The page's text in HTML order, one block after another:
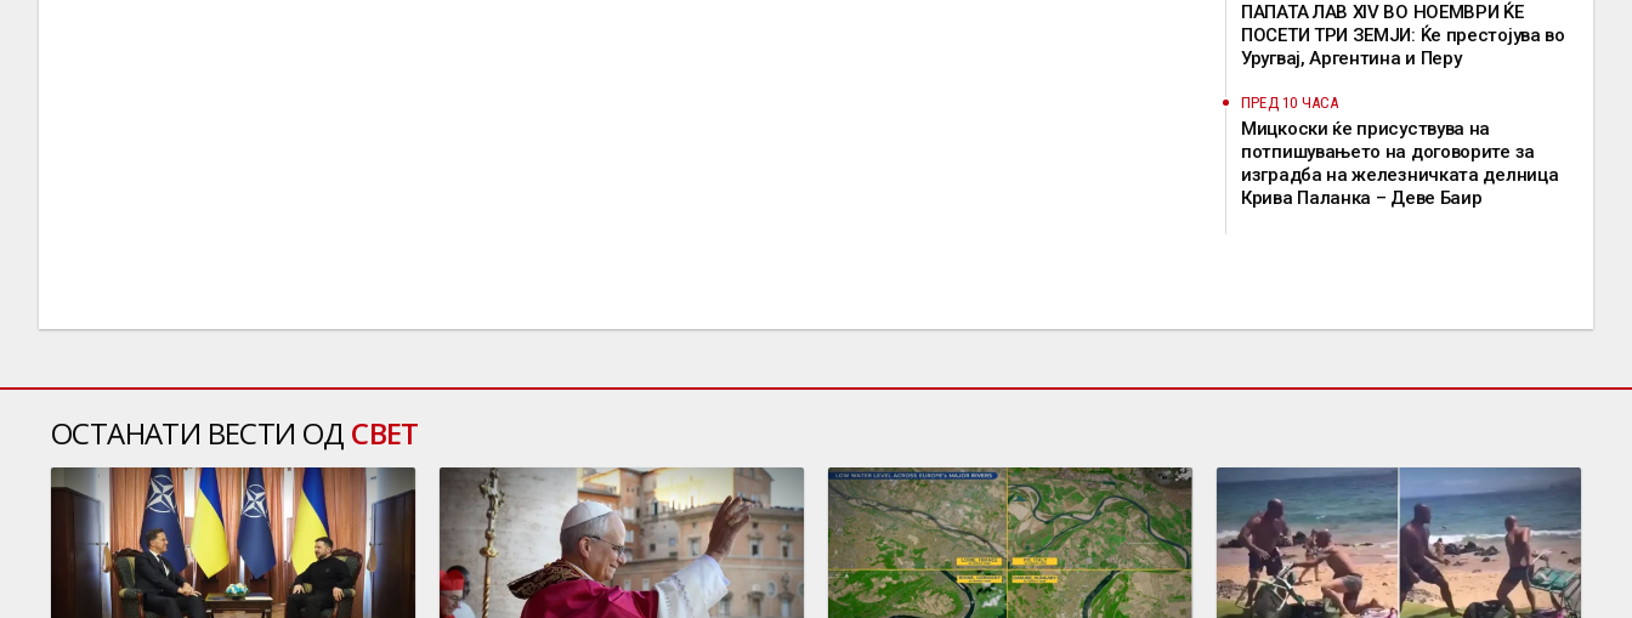
ПАПАТА ЛАВ XIV ВО НОЕМВРИ ЌЕ
ПОСЕТИ ТРИ ЗЕМЈИ: Ќе престојува во
Уругвај, Аргентина и Перу
ПРЕД 10 ЧАСА
Мицкоски ќе присуствува на
потпишувањето на договорите за
изградба на железничката делница
Крива Паланка – Деве Баир
ОСТАНАТИ ВЕСТИ ОД СВЕТ